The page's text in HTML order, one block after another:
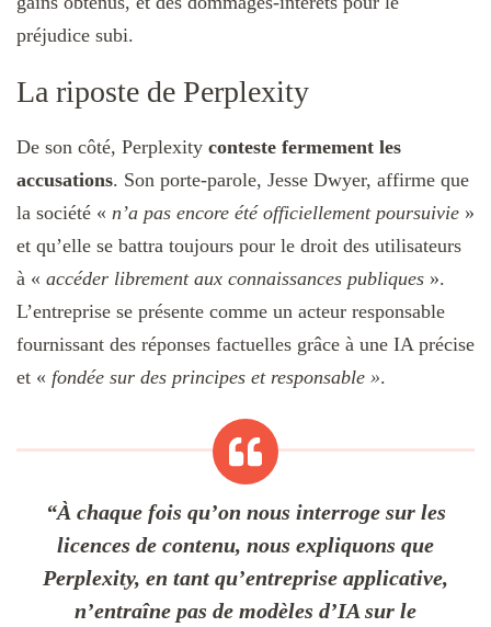
préjudice subi.
La riposte de Perplexity
De son côté, Perplexity conteste fermement les
accusations. Son porte-parole, Jesse Dwyer, affirme que
la société « n’a pas encore été officiellement poursuivie »
et qu’elle se battra toujours pour le droit des utilisateurs
à « accéder librement aux connaissances publiques ».
L’entreprise se présente comme un acteur responsable
fournissant des réponses factuelles grâce à une IA précise
et « fondée sur des principes et responsable ».
“À chaque fois qu’on nous interroge sur les
licences de contenu, nous expliquons que
Perplexity, en tant qu’entreprise applicative,
n’entraîne pas de modèles d’IA sur le